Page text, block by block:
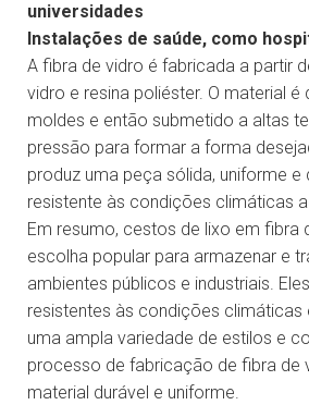
universidades
Instalações de saúde, como
A fibra de vidro é fabricada a partir
vidro e resina poliéster. O material é
moldes e então submetido a altas
pressão para formar a forma
produz uma peça sólida, uniforme e
resistente às condições climáticas
Em resumo, cestos de lixo em fibra
escolha popular para armazenar e
ambientes públicos e industriais.
resistentes às condições climáticas
uma ampla variedade de estilos e
processo de fabricação de fibra de
material durável e uniforme.